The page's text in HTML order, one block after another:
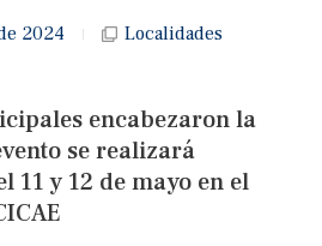
2024 Localidades
encabezaron la
se realizará
11 y 12 de mayo en el